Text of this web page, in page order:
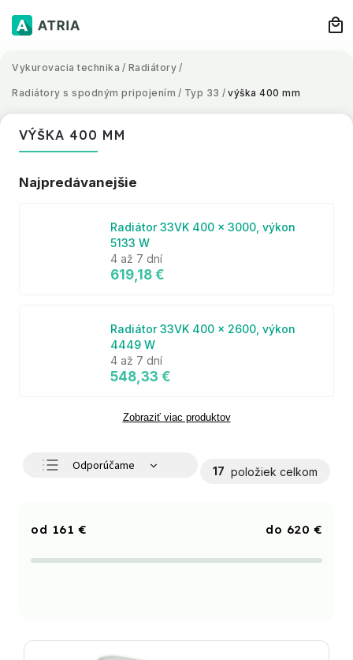
Vykurovacia technika / Radiátory /
Radiátory s spodným pripojením / Typ 33 / výška 400 mm
VÝŠKA 400 MM
Najpredávanejšie
Radiátor 33VK 400 x 3000, výkon
5133 W
4 až 7 dní
619,18 €
Radiátor 33VK 400 x 2600, výkon
4449 W
4 až 7 dní
548,33 €
Zobraziť viac produktov
Odporúčame
Abecedne
17 položiek celkom
161 € 620 €